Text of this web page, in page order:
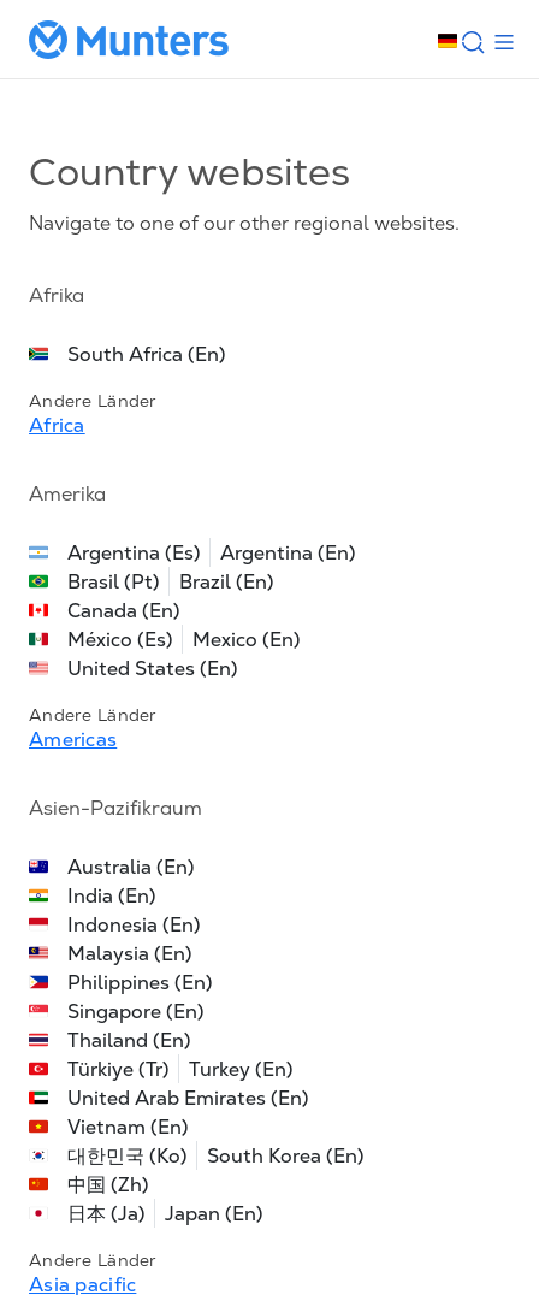
Country websites
Navigate to one of our other regional websites.
Afrika
South Africa (En)
Andere Länder
Africa
Amerika
Argentina (Es)
Argentina (En)
Brasil (Pt)
Brazil (En)
Canada (En)
México (Es)
Mexico (En)
United States (En)
Andere Länder
Americas
Asien-Pazifikraum
Australia (En)
India (En)
Indonesia (En)
Malaysia (En)
Philippines (En)
Singapore (En)
Thailand (En)
Türkiye (Tr)
Turkey (En)
United Arab Emirates (En)
Vietnam (En)
대한민국 (Ko)
South Korea (En)
中国 (Zh)
日本 (Ja)
Japan (En)
Andere Länder
Asia pacific